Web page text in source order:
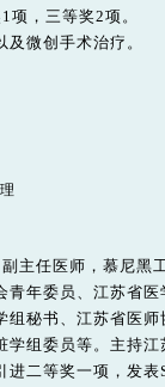
，三等奖2项。
微创手术治疗。
主任医师，慕尼黑
青年委员、江苏省医
组秘书、江苏省医师
学组委员等。主持江
进二等奖一项，发表